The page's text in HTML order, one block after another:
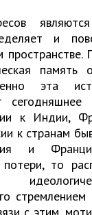
и
эта
к Индии,
к странам
и
потери, то
стремлением